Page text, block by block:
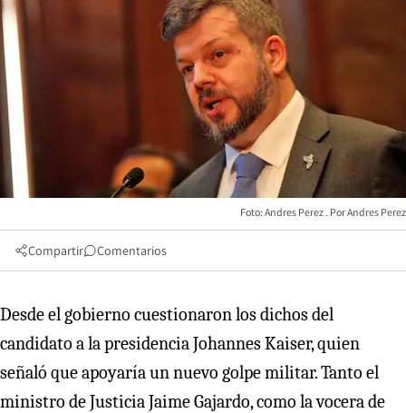
Foto: Andres Perez Andres Perez
Compartir Comentarios
Desde el gobierno cuestionaron los dichos del
candidato a la presidencia Johannes Kaiser, quien
señaló que apoyaría un nuevo golpe militar. Tanto el
ministro de Justicia Jaime Gajardo, como la vocera de